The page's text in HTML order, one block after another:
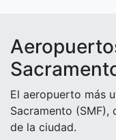
El aeropuerto más
Sacramento (SMF),
de la ciudad.